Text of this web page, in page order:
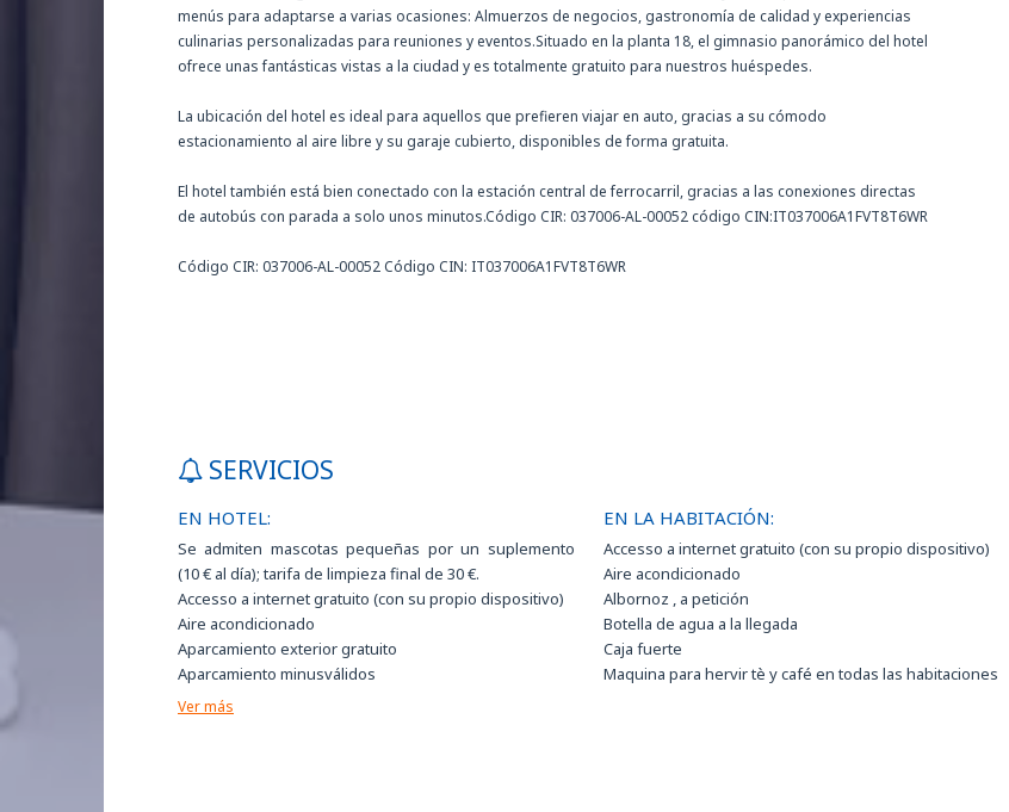
menús para adaptarse a varias ocasiones: Almuerzos de negocios, gastronomía de calidad y experiencias
culinarias personalizadas para reuniones y eventos.Situado en la planta 18, el gimnasio panorámico del hotel
ofrece unas fantásticas vistas a la ciudad y es totalmente gratuito para nuestros huéspedes.
La ubicación del hotel es ideal para aquellos que prefieren viajar en auto, gracias a su cómodo
estacionamiento al aire libre y su garaje cubierto, disponibles de forma gratuita.
El hotel también está bien conectado con la estación central de ferrocarril, gracias a las conexiones directas
de autobús con parada a solo unos minutos.Código CIR: 037006-AL-00052 código CIN:IT037006A1FVT8T6WR
Código CIR: 037006-AL-00052 Código CIN: IT037006A1FVT8T6WR
SERVICIOS
EN HOTEL:
Se admiten mascotas pequeñas por un suplemento
(10 € al día); tarifa de limpieza final de 30 €.
Accesso a internet gratuito (con su propio dispositivo)
Aire acondicionado
Aparcamiento exterior gratuito
Aparcamiento minusválidos
Ascensor
EN LA HABITACIÓN:
Accesso a internet gratuito (con su propio dispositivo)
Aire acondicionado
Albornoz , a petición
Botella de agua a la llegada
Caja fuerte
Maquina para hervir tè y café en todas las habitaciones
Ver más